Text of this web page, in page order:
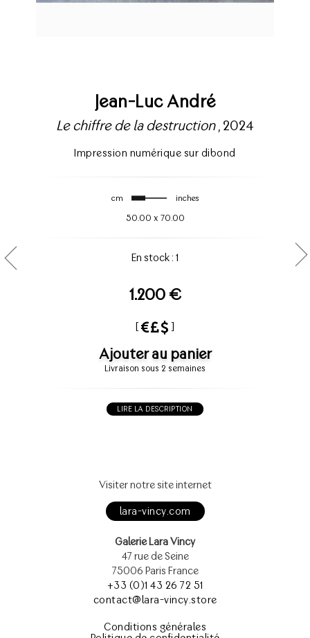
Jean-Luc André
Le chiffre de la destruction, 2024
Impression numérique sur dibond
cm inches
50.00 x 70.00
En stock : 1
1.200 €
[ ]
Ajouter au panier
Livraison sous 2 semaines
LIRE LA DESCRIPTION
Visiter notre site internet
lara-vincy.com
Galerie Lara Vincy
47 rue de Seine
75006 Paris France
+33 (0)1 43 26 72 51
contact@lara-vincy.store
Conditions générales